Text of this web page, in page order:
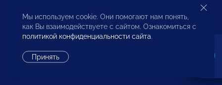
Бюро по защите прав предпринимателей и
инвесторов
Мы используем cookie. Они помогают нам понять,
как Вы взаимодействуете с сайтом. Ознакомиться с
политикой конфиденциальности сайта.
Принять